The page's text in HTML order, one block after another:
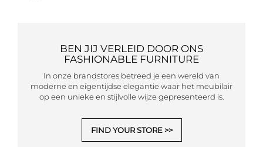
BEN JIJ VERLEID DOOR ONS
FASHIONABLE FURNITURE
In onze brandstores betreed je een wereld van
moderne en eigentijdse elegantie waar het meubilair
op een unieke en stijlvolle wijze gepresenteerd is.
FIND YOUR STORE